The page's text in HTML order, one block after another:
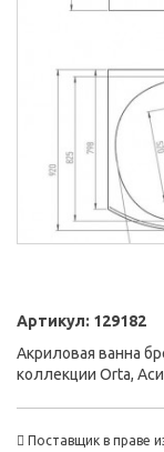
Артикул: 129182
Акриловая ванна
коллекции Orta,
Поставщик в праве